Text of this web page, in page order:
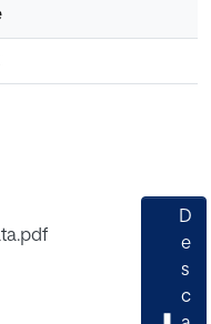
D
e
s
c